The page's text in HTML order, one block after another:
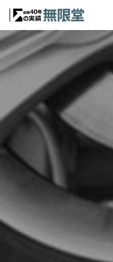
ト
買取機
自動車設備機械
農業・林業機械
木工機械
お電話でのご
0120-